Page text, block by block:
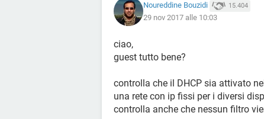
Noureddine Bouzidi 15.404
29 nov 2017 alle 10:03
ciao,
guest tutto bene?
controlla che il DHCP sia attivato
una rete con ip fissi per i diversi
controlla anche che nessun filtro